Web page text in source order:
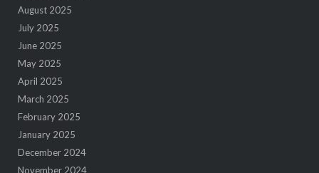
August 2025
July 2025
June 2025
May 2025
April 2025
March 2025
February 2025
January 2025
December 2024
November 2024